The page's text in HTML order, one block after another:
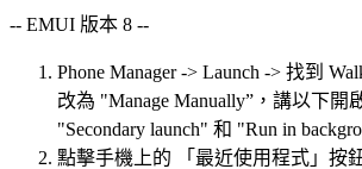
-- EMUI 版本 8 --
Phone Manager -> Launch -> 找到
改為 "Manage Manually”，講以下開
"Secondary launch" 和 "Run in
點擊手機上的 「最近使用程式」按